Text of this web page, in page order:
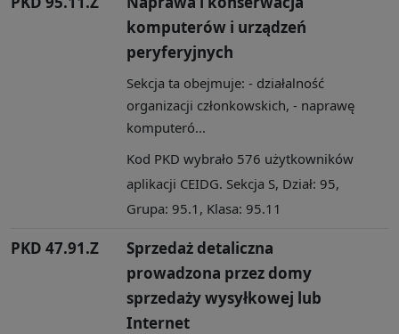
komputerów i urządzeń
peryferyjnych
Sekcja ta obejmuje: - działalność
organizacji członkowskich, - naprawę
komputeró...
Kod PKD wybrało 576 użytkowników
aplikacji CEIDG. Sekcja S, Dział: 95,
Grupa: 95.1, Klasa: 95.11
PKD 47.91.Z
Sprzedaż detaliczna
prowadzona przez domy
sprzedaży wysyłkowej lub
Internet